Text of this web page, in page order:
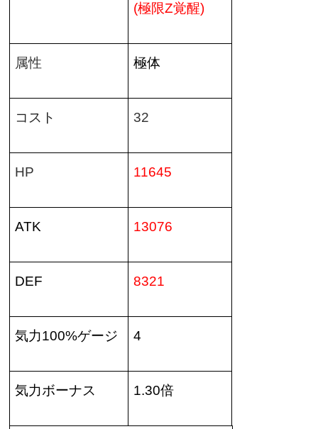
(極限Z覚醒)
属性 極体
コスト 32
HP 11645
ATK 13076
DEF 8321
気力100%ゲージ 4
気力ボーナス 1.30倍